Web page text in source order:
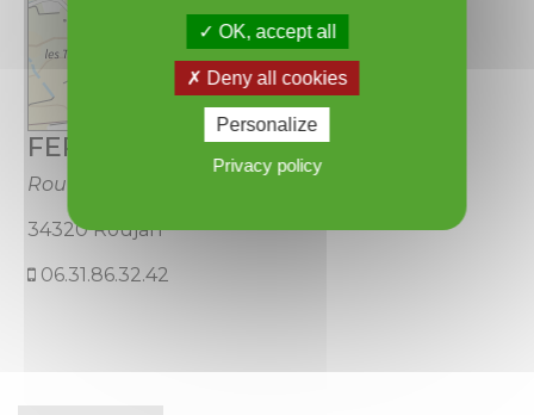
FERNANDEZ Enzo
Route de Vailhan
34320 Roujan
06.31.86.32.42
OK, accept all
Deny all cookies
Personalize
Privacy policy